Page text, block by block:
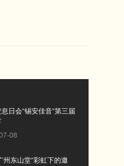
日会“锡安佳音”第三届
08
州东山堂“彩虹下的邀